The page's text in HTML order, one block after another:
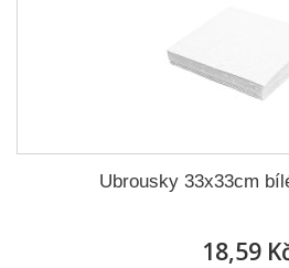
Ubrousky 33x33cm
18,59